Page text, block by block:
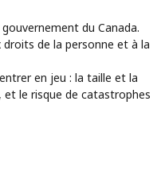
du Canada.
de la personne et à la
en jeu : la taille et la
et le risque de catastrophes